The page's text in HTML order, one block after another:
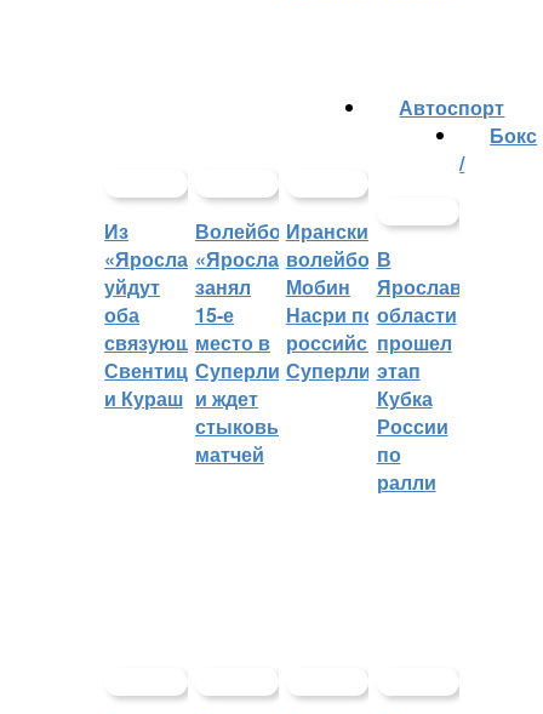
Из
«Ярославича»
уйдут
оба
связующих:
Свентицкис
и Кураш
Волейбольный
«Ярославич»
занял
15-е
место в
Суперлиге
и ждет
стыковых
матчей
Иранский
волейболист
Мобин
Насри покинет
российскую
Суперлигу
Автоспорт
В
Ярославской
области
прошел
этап
Кубка
России
по
ралли
Бокс
/